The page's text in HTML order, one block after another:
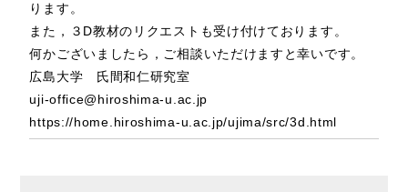
ります。
また，３D教材のリクエストも受け付けております。
何かございましたら，ご相談いただけますと幸いです。
広島大学 氏間和仁研究室
uji-office@hiroshima-u.ac.jp
https://home.hiroshima-u.ac.jp/ujima/src/3d.html